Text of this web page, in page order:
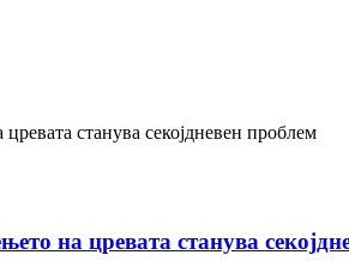
на цревата станува